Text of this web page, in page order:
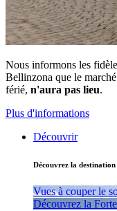
Nous informons les
Bellinzona que le marché
férié, n'aura pas lieu.
Plus d'informations
Découvrir
Découvrez la destination
Vues à couper le
Découvrez la